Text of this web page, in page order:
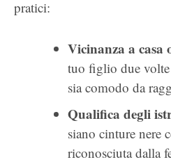
pratici:
Vicinanza a casa
tuo figlio due volte
sia comodo da
Qualifica degli
siano cinture nere
riconosciuta dalla